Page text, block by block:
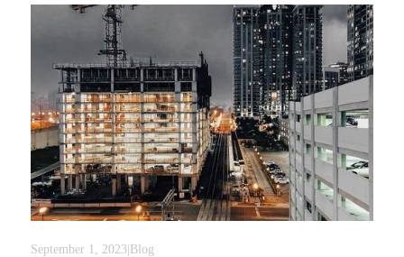
September 1, 2023|Blog